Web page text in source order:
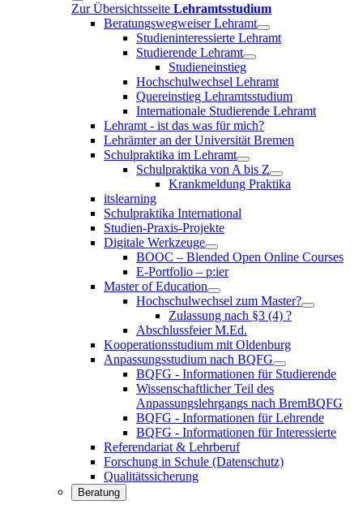
Zur Übersichtsseite Lehramtsstudium
Beratungswegweiser Lehramt
Studieninteressierte Lehramt
Studierende Lehramt
Studieneinstieg
Hochschulwechsel Lehramt
Quereinstieg Lehramtsstudium
Internationale Studierende Lehramt
Lehramt - ist das was für mich?
Lehrämter an der Universität Bremen
Schulpraktika im Lehramt
Schulpraktika von A bis Z
Krankmeldung Praktika
itslearning
Schulpraktika International
Studien-Praxis-Projekte
Digitale Werkzeuge
BOOC – Blended Open Online Courses
E-Portfolio – p:ier
Master of Education
Hochschulwechsel zum Master?
Zulassung nach §3 (4) ?
Abschlussfeier M.Ed.
Kooperationsstudium mit Oldenburg
Anpassungsstudium nach BQFG
BQFG - Informationen für Studierende
Wissenschaftlicher Teil des
Anpassungslehrgangs nach BremBQFG
BQFG - Informationen für Lehrende
BQFG - Informationen für Interessierte
Referendariat & Lehrberuf
Forschung in Schule (Datenschutz)
Qualitätssicherung
Beratung